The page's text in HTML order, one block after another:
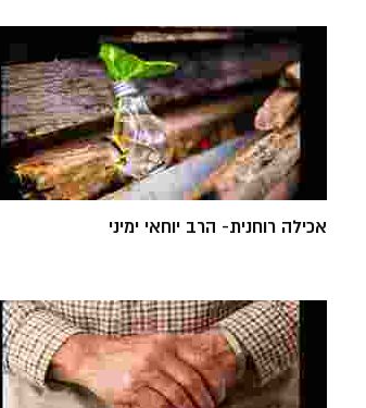
אכילה רוחנית- הרב יוחאי ימיני